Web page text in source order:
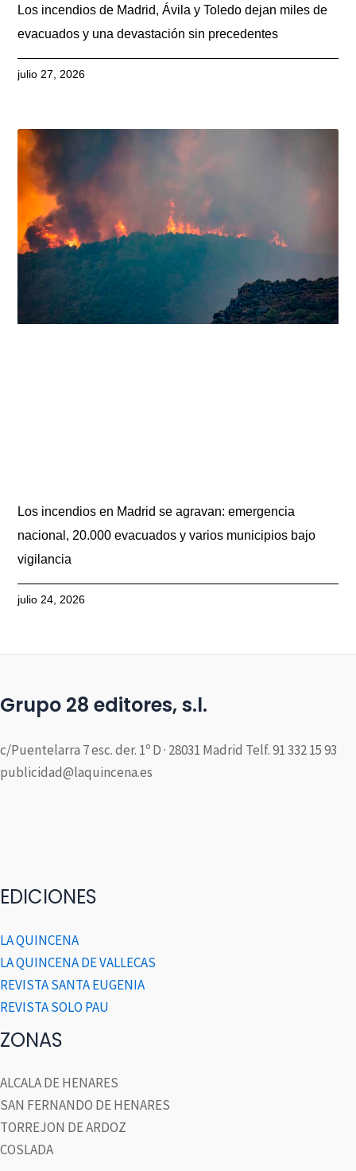
Los incendios de Madrid, Ávila y Toledo dejan miles de
evacuados y una devastación sin precedentes
julio 27, 2026
Los incendios en Madrid se agravan: emergencia
nacional, 20.000 evacuados y varios municipios bajo
vigilancia
julio 24, 2026
Grupo 28 editores, s.l.
c/Puentelarra 7 esc. der. 1º D · 28031 Madrid Telf. 91 332 15 93
publicidad@laquincena.es
EDICIONES
LA QUINCENA
LA QUINCENA DE VALLECAS
REVISTA SANTA EUGENIA
REVISTA SOLO PAU
ZONAS
ALCALA DE HENARES
SAN FERNANDO DE HENARES
TORREJON DE ARDOZ
COSLADA